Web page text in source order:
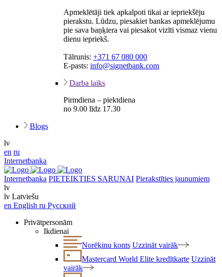
Apmeklētāji tiek apkalpoti tikai ar iepriekšēju
pierakstu. Lūdzu, piesakiet bankas apmeklējumu
pie sava baņķiera vai piesakot vizīti vismaz vienu
dienu iepriekš.
Tālrunis: +371 67 080 000
E-pasts: info@signetbank.com
Darba laiks
Pirmdiena – piektdiena
no 9.00 līdz 17.30
Blogs
lv
en ru
Internetbanka
Internetbanka PIETEIKTIES SARUNAI Pierakstīties jaunumiem
lv
lv Latviešu
en English ru Русский
Privātpersonām
Ikdienai
Norēķinu konts Uzzināt vairāk
Mastercard World Elite kredītkarte Uzzināt
vairāk